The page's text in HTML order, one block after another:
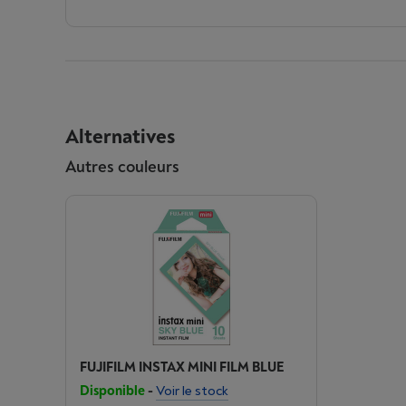
Alternatives
Autres couleurs
FUJIFILM INSTAX MINI FILM BLUE
Disponible- Voir le stock